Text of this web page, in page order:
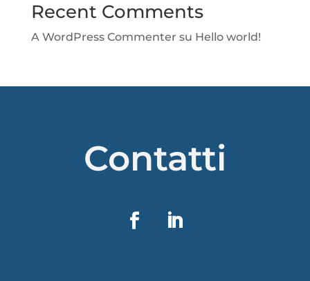
Recent Comments
A WordPress Commenter su Hello world!
Contatti